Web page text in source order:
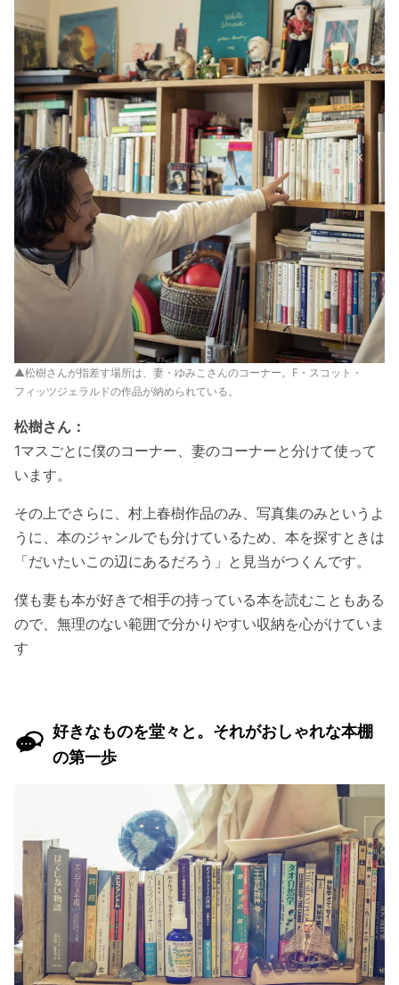
▲松樹さんが指差す場所は、妻・ゆみこさんのコーナー。F・スコット・
フィッツジェラルドの作品が納められている。
松樹さん：
1マスごとに僕のコーナー、妻のコーナーと分けて使って
います。
その上でさらに、村上春樹作品のみ、写真集のみというよ
うに、本のジャンルでも分けているため、本を探すときは
「だいたいこの辺にあるだろう」と見当がつくんです。
僕も妻も本が好きで相手の持っている本を読むこともある
ので、無理のない範囲で分かりやすい収納を心がけていま
す
好きなものを堂々と。それがおしゃれな本棚
の第一歩